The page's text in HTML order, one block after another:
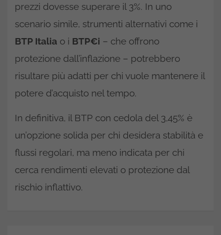
prezzi dovesse superare il 3%. In uno
scenario simile, strumenti alternativi come i
BTP Italia o i BTP€i – che offrono
protezione dall’inflazione – potrebbero
risultare più adatti per chi vuole mantenere il
potere d’acquisto nel tempo.
In definitiva, il BTP con cedola del 3,45% è
un’opzione solida per chi desidera stabilità e
flussi regolari, ma meno indicata per chi
cerca rendimenti elevati o protezione dal
rischio inflattivo.